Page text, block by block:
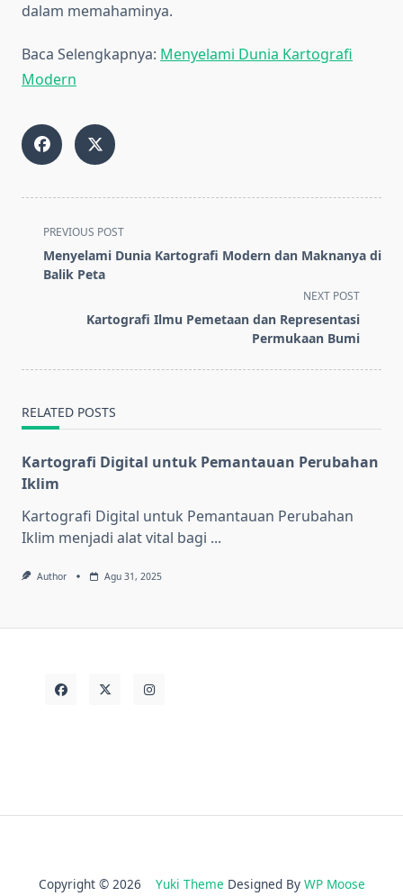
dalam memahaminya.
Baca Selengkapnya: Menyelami Dunia Kartografi
Modern
<span
class="nav-
subtitle
PREVIOUS POST
Menyelami Dunia Kartografi Modern dan Maknanya di
Balik Peta
NEXT POST
Kartografi Ilmu Pemetaan dan Representasi
Permukaan Bumi
RELATED POSTS
Kartografi Digital untuk Pemantauan Perubahan
Iklim
Kartografi Digital untuk Pemantauan Perubahan
Iklim menjadi alat vital bagi ...
Author Agu 31, 2025
Copyright © 2026 Yuki Theme Designed By WP Moose